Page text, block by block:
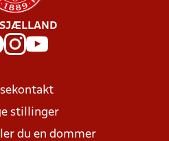
SJÆLLAND
stillinger
du en dommer